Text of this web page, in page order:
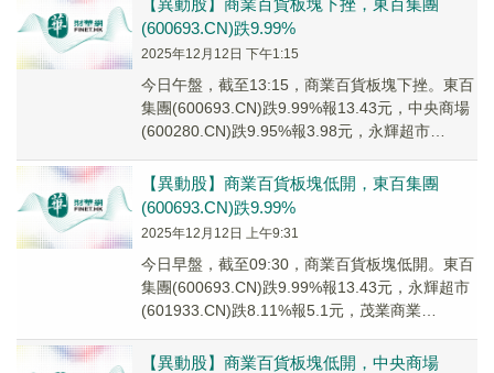
【異動股】商業百貨板塊下挫，東百集團
(600693.CN)跌9.99%
2025年12月12日 下午1:15
今日午盤，截至13:15，商業百貨板塊下挫。東百
集團(600693.CN)跌9.99%報13.43元，中央商場
(600280.CN)跌9.95%報3.98元，永輝超市
【異動股】商業百貨板塊低開，東百集團
(600693.CN)跌9.99%
2025年12月12日 上午9:31
今日早盤，截至09:30，商業百貨板塊低開。東百
集團(600693.CN)跌9.99%報13.43元，永輝超市
(601933.CN)跌8.11%報5.1元，茂業商業
【異動股】商業百貨板塊低開，中央商場